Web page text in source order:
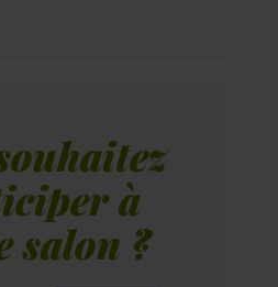
à
salon ?